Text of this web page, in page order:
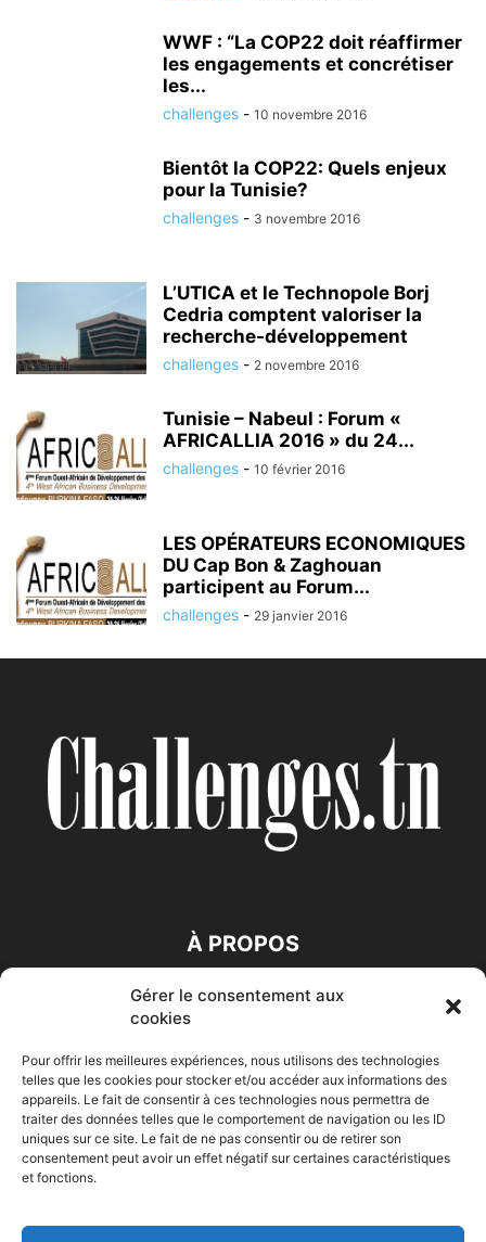
Gérer le consentement aux
cookies
Pour offrir les meilleures expériences, nous utilisons des technologies
telles que les cookies pour stocker et/ou accéder aux informations des
appareils. Le fait de consentir à ces technologies nous permettra de
traiter des données telles que le comportement de navigation ou les ID
uniques sur ce site. Le fait de ne pas consentir ou de retirer son
consentement peut avoir un effet négatif sur certaines caractéristiques
et fonctions.
WWF : “La COP22 doit réaffirmer
les engagements et concrétiser
les...
challenges - 10 novembre 2016
Bientôt la COP22: Quels enjeux
pour la Tunisie?
challenges - 3 novembre 2016
L’UTICA et le Technopole Borj
Cedria comptent valoriser la
recherche-développement
challenges - 2 novembre 2016
Tunisie – Nabeul : Forum «
AFRICALLIA 2016 » du 24...
challenges - 10 février 2016
LES OPÉRATEURS ECONOMIQUES
DU Cap Bon & Zaghouan
participent au Forum...
challenges - 29 janvier 2016
À PROPOS
SUIVEZ NOUS
Accueil Economie Entreprises Entrepreneur Afrique